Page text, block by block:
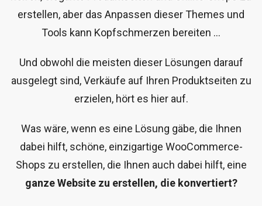
erstellen, aber das Anpassen dieser Themes und
Tools kann Kopfschmerzen bereiten …
Und obwohl die meisten dieser Lösungen darauf
ausgelegt sind, Verkäufe auf Ihren Produktseiten zu
erzielen, hört es hier auf.
Was wäre, wenn es eine Lösung gäbe, die Ihnen
dabei hilft, schöne, einzigartige WooCommerce-
Shops zu erstellen, die Ihnen auch dabei hilft, eine
ganze Website zu erstellen, die konvertiert?